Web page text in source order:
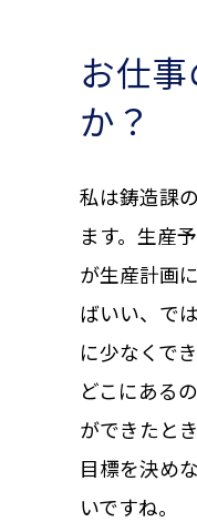
お仕
か？
私は鋳造課
ます。生産
が生産計画
ばいい、で
に少なくで
どこにある
ができたと
目標を決め
いですね。